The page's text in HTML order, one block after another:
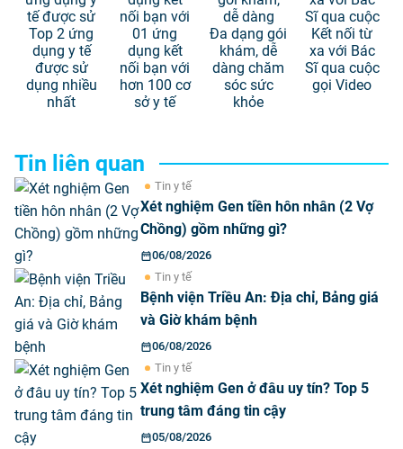
Top 2 ứng
dụng y tế
được sử
dụng nhiều
nhất
01 ứng
dụng kết
nối bạn với
hơn 100 cơ
sở y tế
Đa dạng gói
khám, dễ
dàng chăm
sóc sức
khỏe
Kết nối từ
xa với Bác
Sĩ qua cuộc
gọi Video
Tin liên quan
Tin y tế
Xét nghiệm Gen tiền hôn nhân (2 Vợ
Chồng) gồm những gì?
06/08/2026
Tin y tế
Bệnh viện Triều An: Địa chỉ, Bảng giá
và Giờ khám bệnh
06/08/2026
Tin y tế
Xét nghiệm Gen ở đâu uy tín? Top 5
trung tâm đáng tin cậy
05/08/2026